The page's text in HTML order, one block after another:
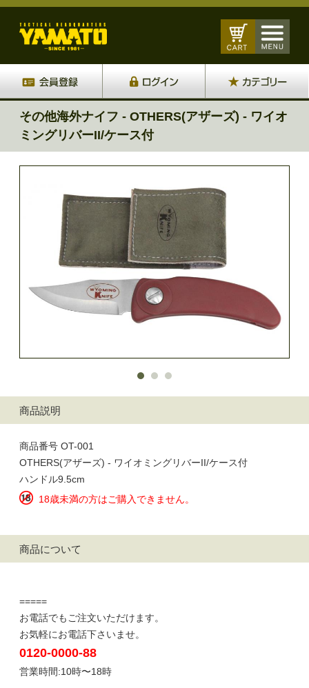
その他海外ナイフ - OTHERS(アザーズ) - ワイオ
ミングリバーII/ケース付
商品説明
商品番号 OT-001
OTHERS(アザーズ) - ワイオミングリバーII/ケース付
ハンドル9.5cm
18歳未満の方はご購入できません。
商品について
=====
お電話でもご注文いただけます。
お気軽にお電話下さいませ。
0120-0000-88
営業時間:10時〜18時